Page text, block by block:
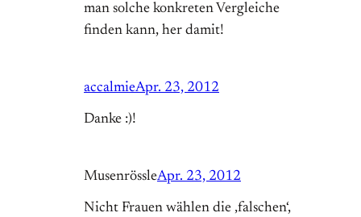
man solche konkreten Vergleiche
finden kann, her damit!
accalmieApr. 23, 2012
Danke :)!
MusenrössleApr. 23, 2012
Nicht Frauen wählen die ‚falschen‘,